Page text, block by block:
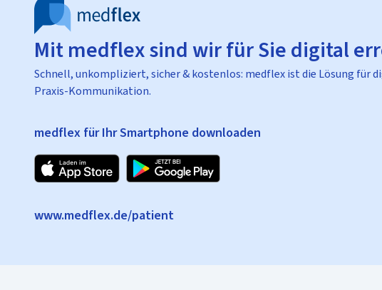
Mit medflex sind wir für Sie digital
Schnell, unkompliziert, sicher & kostenlos: medflex ist die Lösung für
Praxis-Kommunikation.
medflex für Ihr Smartphone downloaden
www.medflex.de/patient